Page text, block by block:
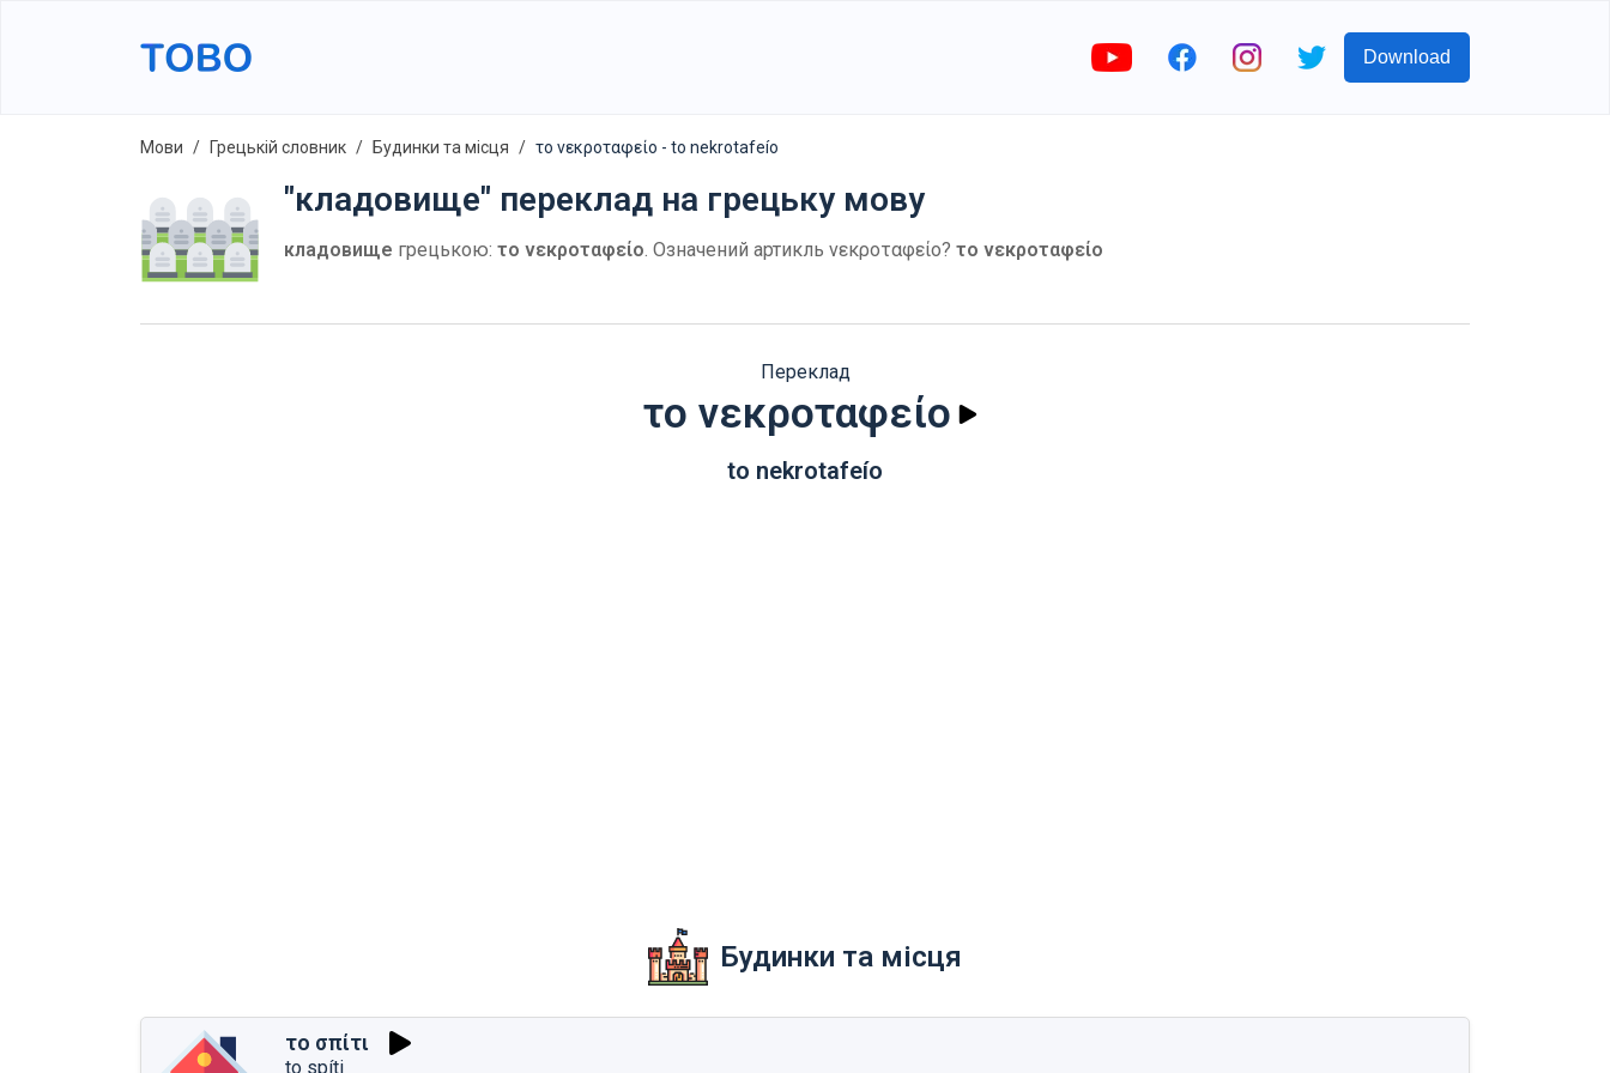
Download
Мови Грецькій словник Будинки та місця το νεκροταφείο - to nekrotafeío
"кладовище" переклад на грецьку мову
кладовище грецькою: το νεκροταφείο. Означений артикль νεκροταφείο? το νεκροταφείο
Переклад
το νεκροταφείο
to nekrotafeío
Будинки та місця
το σπίτι
to spíti